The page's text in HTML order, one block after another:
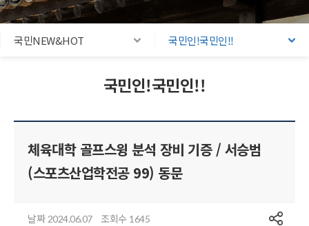
국민NEW&HOT 국민인!국민인!!
국민인!국민인!!
체육대학 골프스윙 분석 장비 기증 / 서승범
(스포츠산업학전공 99) 동문
날짜 2024.06.07 조회수 1645 공유